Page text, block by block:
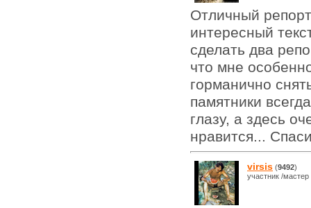
Отличный
интересный
сделать два
что мне
горманично
памятники
глазу, а здесь
нравится...
virsis (9492)
участник /мастер